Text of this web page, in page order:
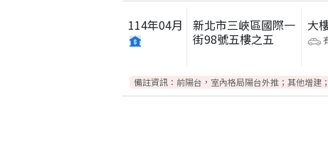
114年04月
新北市三峽區國際一
街98號五樓之五
大
備註資訊： 前陽台，室內格局陽台外推；其他增建；